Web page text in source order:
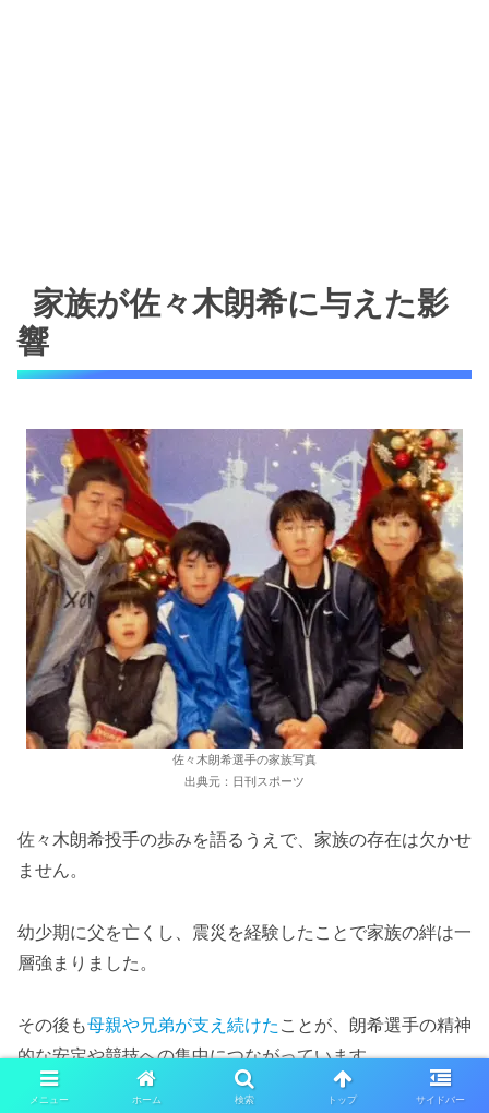
家族が佐々木朗希に与えた影
響
佐々木朗希選手の家族写真
出典元：日刊スポーツ
佐々木朗希投手の歩みを語るうえで、家族の存在は欠かせ
ません。
幼少期に父を亡くし、震災を経験したことで家族の絆は一
層強まりました。
その後も母親や兄弟が支え続けた ことが、朗希選手の精神
的な安定や競技への集中につながっています。
メニュー ホーム 検索 トップ サイドバー